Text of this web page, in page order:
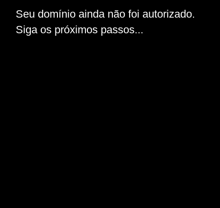
Seu domínio ainda não foi autorizado.
Siga os próximos passos...